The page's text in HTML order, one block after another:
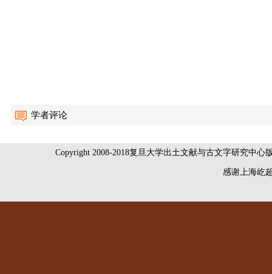
学者评论
Copyright 2008-2018复旦大学出土文献与古文字研究中
感谢上海屹